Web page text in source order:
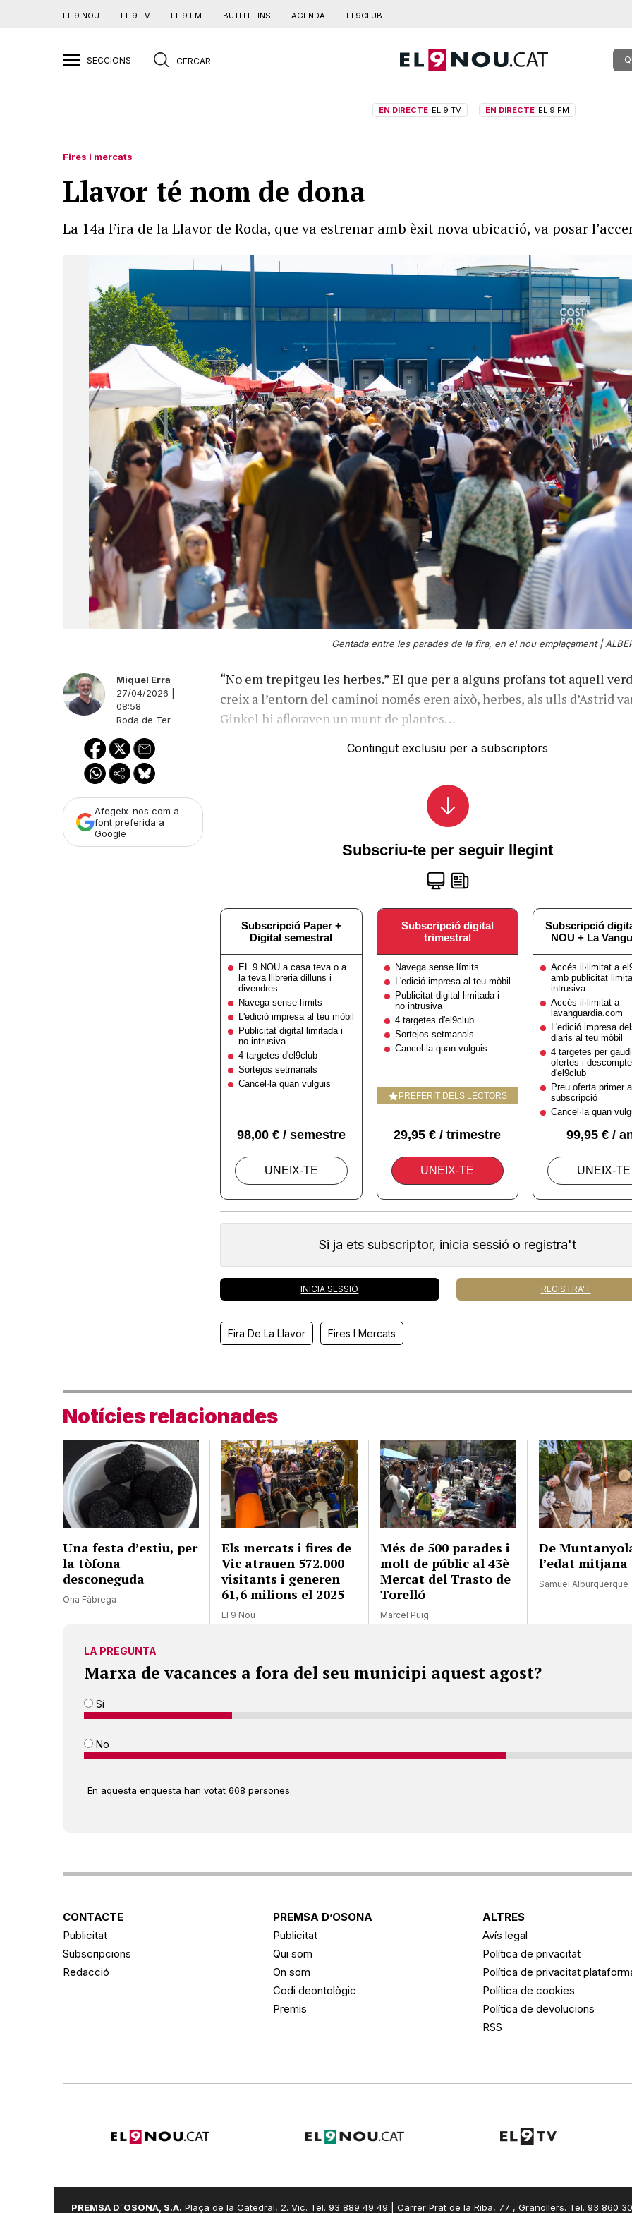
EL 9 NOU EL 9 TV EL 9 FM BUTLLETINS AGENDA EL9CLUB
EN DIRECTE EL 9 TV EN DIRECTE EL 9 FM
Fires i mercats
Llavor té nom de dona
La 14a Fira de la Llavor de Roda, que va estrenar amb èxit nova ubicació, va posar
Gentada entre les parades de la fira, en el nou emplaçament |
Miquel Erra
27/04/2026 |
08:58
Roda de Ter
Afegeix-nos com a
font preferida a
Google
“No em trepitgeu les herbes.” El que per a alguns profans tot aquell
creix a l’entorn del caminoi només eren això, herbes, als ulls d’Astrid
Ginkel hi afloraven un munt de plantes…
Contingut exclusiu per a subscriptors
Si ja ets subscriptor, inicia sessió o registra't
INICIA SESSIÓ REGISTRA'T
Fira De La Llavor Fires I Mercats
Notícies relacionades
Una festa d’estiu, per
la tòfona
desconeguda
Ona Fàbrega
Els mercats i fires de
Vic atrauen 572.000
visitants i generen
61,6 milions el 2025
El 9 Nou
Més de 500 parades i
molt de públic al 43è
Mercat del Trasto de
Torelló
Marcel Puig
De
l’edat mitjana
Samuel Alburquerque
LA PREGUNTA
Marxa de vacances a fora del seu municipi aquest agost?
Sí
No
En aquesta enquesta han votat 668 persones.
CONTACTE
Publicitat
Subscripcions
Redacció
PREMSA D’OSONA
Publicitat
Qui som
On som
Codi deontològic
Premis
ALTRES
Avís legal
Política de privacitat
Política de privacitat
Política de cookies
Política de devolucions
RSS
PREMSA D´OSONA, S.A. Plaça de la Catedral, 2. Vic. Tel. 93 889 49 49 | Carrer Prat de la Riba, 77 , Granollers. Tel. 93 860